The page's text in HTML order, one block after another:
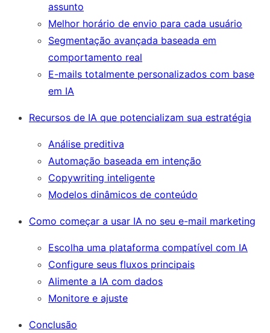
assunto
Melhor horário de envio para cada usuário
Segmentação avançada baseada em
comportamento real
E-mails totalmente personalizados com base
em IA
Recursos de IA que potencializam sua estratégia
Análise preditiva
Automação baseada em intenção
Copywriting inteligente
Modelos dinâmicos de conteúdo
Como começar a usar IA no seu e-mail marketing
Escolha uma plataforma compatível com IA
Configure seus fluxos principais
Alimente a IA com dados
Monitore e ajuste
Conclusão